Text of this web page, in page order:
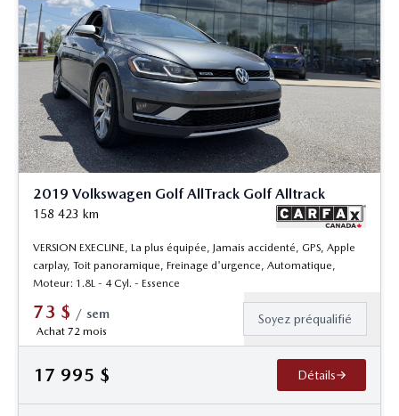
2019 Volkswagen Golf AllTrack Golf Alltrack
158 423 km
VERSION EXECLINE, La plus équipée, Jamais accidenté, GPS, Apple
carplay, Toit panoramique, Freinage d'urgence, Automatique,
Moteur: 1.8L - 4 Cyl. - Essence
73 $ / sem
Achat 72 mois
Soyez préqualifié
17 995 $ Détails